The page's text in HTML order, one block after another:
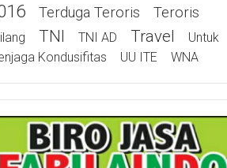
Terduga Teroris Teroris
TNI TNI AD Travel
Untuk
Kondusifitas
UU ITE WNA